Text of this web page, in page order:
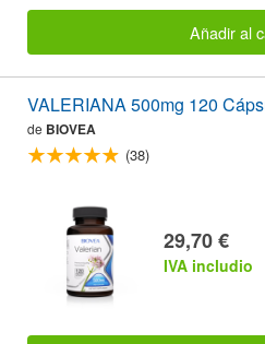
Añadir al
VALERIANA 500mg 120
de BIOVEA
(38)
29,70 €
IVA includio